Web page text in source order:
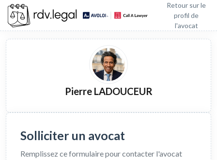
Retour sur le
profil de
l'avocat
Solliciter un avocat
Remplissez ce formulaire pour contacter l'avocat
Pierre LADOUCEUR